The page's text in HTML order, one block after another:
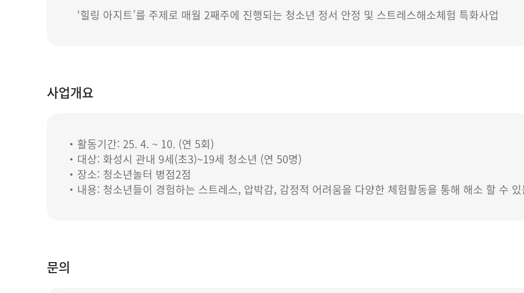
‘힐링 아지트’를 주제로 매월 2째주에 진행되는 청소년 정서 안정 및 스트레스해소체험 특화사업
사업개요
활동기간: 25. 4. ~ 10. (연 5회)
대상: 화성시 관내 9세(초3)~19세 청소년 (연 50명)
장소: 청소년놀터 병점2점
내용: 청소년들이 경험하는 스트레스, 압박감, 감정적 어려움을 다양한 체험활동을 통해 해소 할 수
문의